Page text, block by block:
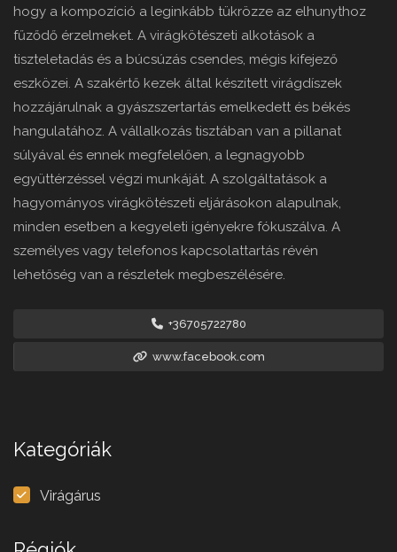
hogy a kompozíció a leginkább tükrözze az elhunythoz
fűződő érzelmeket. A virágkötészeti alkotások a
tiszteletadás és a búcsúzás csendes, mégis kifejező
eszközei. A szakértő kezek által készített virágdíszek
hozzájárulnak a gyászszertartás emelkedett és békés
hangulatához. A vállalkozás tisztában van a pillanat
súlyával és ennek megfelelően, a legnagyobb
együttérzéssel végzi munkáját. A szolgáltatások a
hagyományos virágkötészeti eljárásokon alapulnak,
minden esetben a kegyeleti igényekre fókuszálva. A
személyes vagy telefonos kapcsolattartás révén
lehetőség van a részletek megbeszélésére.
+36705722780
www.facebook.com
Kategóriák
Virágárus